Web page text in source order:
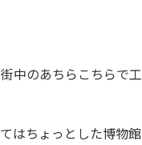
中のあちらこちらで工
はちょっとした博物館